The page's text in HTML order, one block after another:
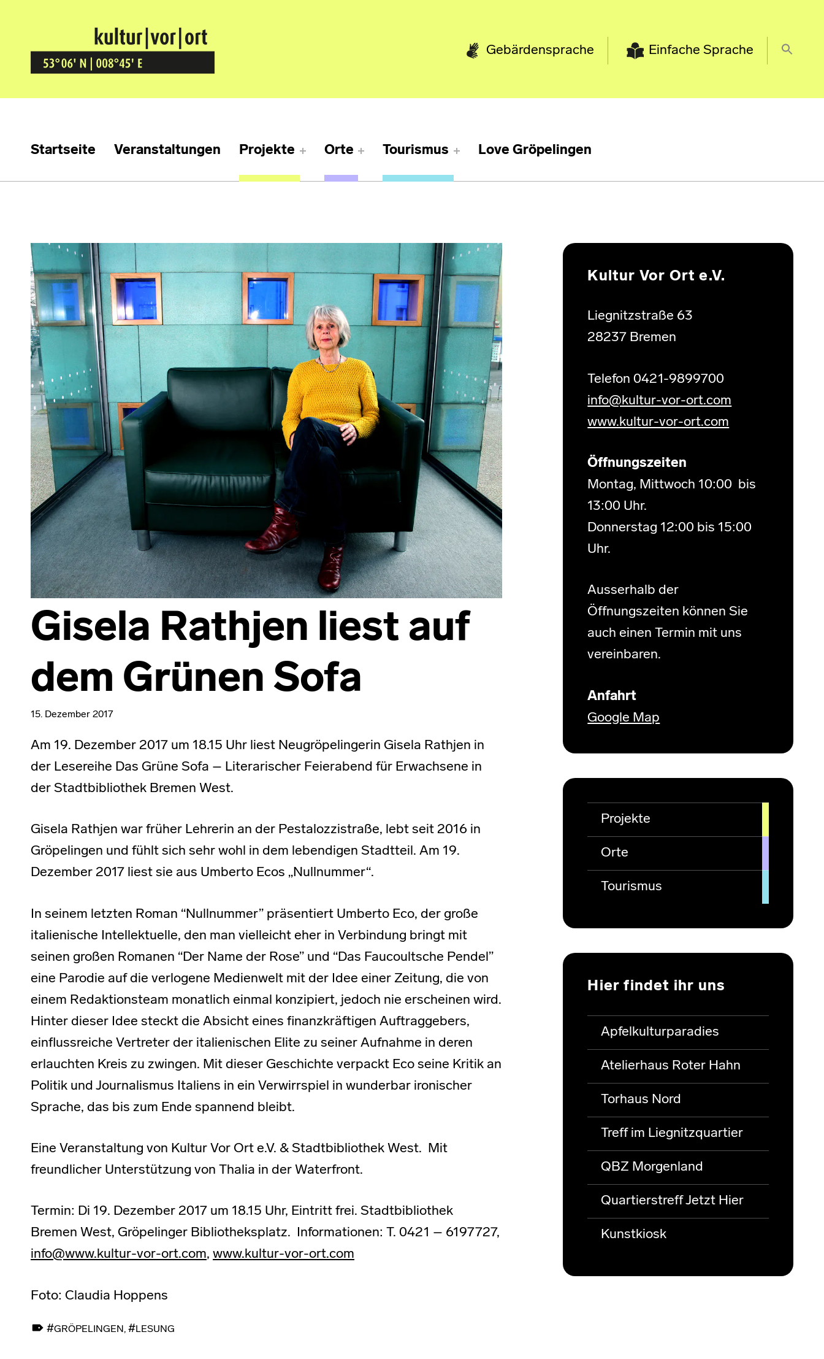
Kultur Vor Ort
BREMEN GRÖPELINGEN Gebärdensprache Einfache Sprache
Startseite Veranstaltungen Projekte Orte Tourismus Love Gröpelingen
Gisela Rathjen liest auf
dem Grünen Sofa
15. Dezember 2017
Am 19. Dezember 2017 um 18.15 Uhr liest Neugröpelingerin Gisela Rathjen in
der Lesereihe Das Grüne Sofa – Literarischer Feierabend für Erwachsene in
der Stadtbibliothek Bremen West.
Gisela Rathjen war früher Lehrerin an der Pestalozzistraße, lebt seit 2016 in
Gröpelingen und fühlt sich sehr wohl in dem lebendigen Stadtteil. Am 19.
Dezember 2017 liest sie aus Umberto Ecos „Nullnummer“.
In seinem letzten Roman “Nullnummer” präsentiert Umberto Eco, der große
italienische Intellektuelle, den man vielleicht eher in Verbindung bringt mit
seinen großen Romanen “Der Name der Rose” und “Das Faucoultsche Pendel”
eine Parodie auf die verlogene Medienwelt mit der Idee einer Zeitung, die von
einem Redaktionsteam monatlich einmal konzipiert, jedoch nie erscheinen wird.
Hinter dieser Idee steckt die Absicht eines finanzkräftigen Auftraggebers,
einflussreiche Vertreter der italienischen Elite zu seiner Aufnahme in deren
erlauchten Kreis zu zwingen. Mit dieser Geschichte verpackt Eco seine Kritik an
Politik und Journalismus Italiens in ein Verwirrspiel in wunderbar ironischer
Sprache, das bis zum Ende spannend bleibt.
Eine Veranstaltung von Kultur Vor Ort e.V. & Stadtbibliothek West. Mit
freundlicher Unterstützung von Thalia in der Waterfront.
Termin: Di 19. Dezember 2017 um 18.15 Uhr, Eintritt frei. Stadtbibliothek
Bremen West, Gröpelinger Bibliotheksplatz. Informationen: T. 0421 – 6197727,
info@www.kultur-vor-ort.com, www.kultur-vor-ort.com
Foto: Claudia Hoppens
GRÖPELINGEN, LESUNG
Kultur Vor Ort e.V.
Liegnitzstraße 63
28237 Bremen
Telefon 0421-9899700
info@kultur-vor-ort.com
www.kultur-vor-ort.com
Öffnungszeiten
Montag, Mittwoch 10:00 bis
13:00 Uhr.
Donnerstag 12:00 bis 15:00
Uhr.
Ausserhalb der
Öffnungszeiten können Sie
auch einen Termin mit uns
vereinbaren.
Anfahrt
Google Map
Projekte
Orte
Tourismus
Hier findet ihr uns
Apfelkulturparadies
Atelierhaus Roter Hahn
Torhaus Nord
Treff im Liegnitzquartier
QBZ Morgenland
Quartierstreff Jetzt Hier
Kunstkiosk